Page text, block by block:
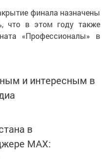
финала назначены
что в этом году также
«Профессионалы» в
и интересным в
в
MАХ: